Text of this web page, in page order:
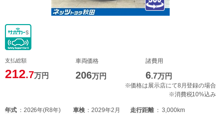
支払総額
212.7万円
車両価格
206万円
諸費用
6.7万円
※価格は展示店にて8月登録の場合
※消費税10%込み
年式 2026年(R8年) 車検 2029年2月 走行距離
3,000km